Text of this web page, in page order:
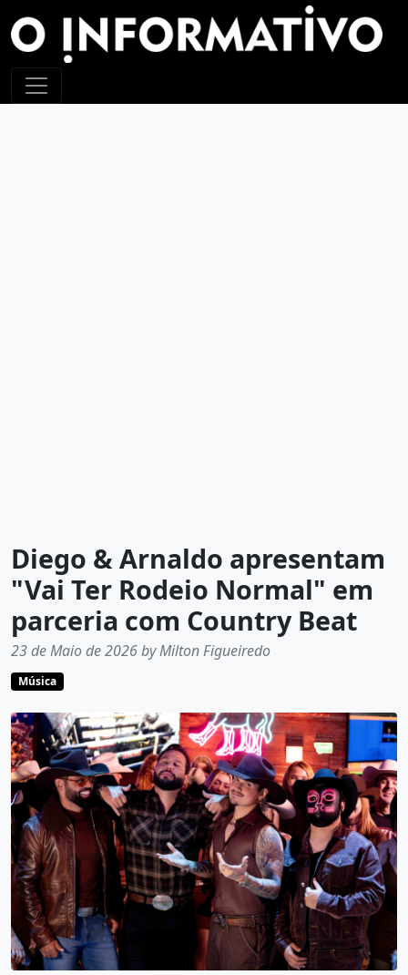
Diego & Arnaldo apresentam
"Vai Ter Rodeio Normal" em
parceria com Country Beat
23 de Maio de 2026 by Milton Figueiredo
Música